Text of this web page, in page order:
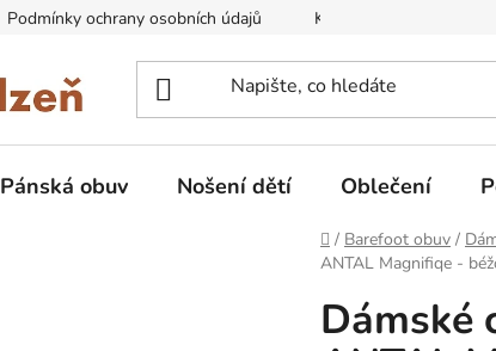
Podmínky ochrany osobních údajů Kontakty na prodejny
Pánská obuv Nošení dětí Oblečení
Domů
/ Barefoot obuv /
ANTAL Magnifiqe -
Dámské